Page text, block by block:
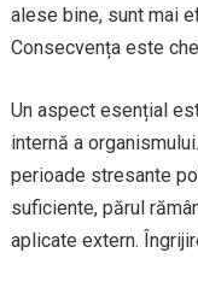
alese bine, sunt mai
Consecvența este
Un aspect esențial
internă a
perioade stresante
suficiente, părul
aplicate extern.